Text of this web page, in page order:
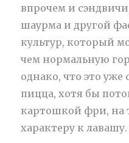
впрочем и
шаурма и другой
культур, который
чем нормальную
однако, что это уже
пицца, хотя бы
картошкой фри, на
характеру к